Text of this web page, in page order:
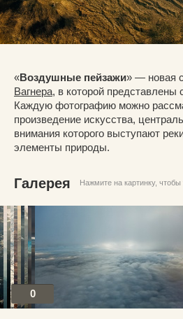
«Воздушные пейзажи» — новая
Вагнера, в которой представлены
Каждую фотографию можно
произведение искусства,
внимания которого выступают
элементы природы.
Галерея Нажмите на картинку, чтобы
0